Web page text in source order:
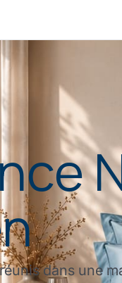
dans une